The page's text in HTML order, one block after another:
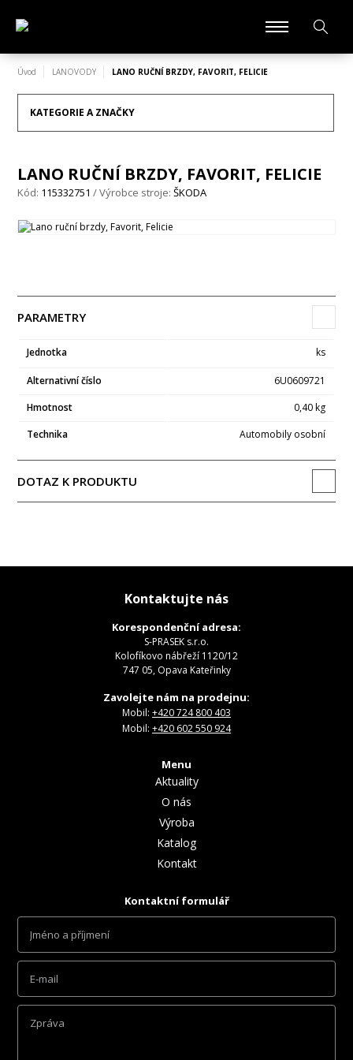
Úvod LANOVODY LANO RUČNÍ BRZDY, FAVORIT, FELICIE
KATEGORIE A ZNAČKY
LANO RUČNÍ BRZDY, FAVORIT, FELICIE
Kód: 115332751 / Výrobce stroje:ŠKODA
PARAMETRY
Jednotka ks
Alternativní číslo
6U0609721
Hmotnost
0,40 kg
Technika
Automobily osobní
DOTAZ K PRODUKTU
Kontaktujte nás
Korespondenční adresa:
S-PRASEK s.r.o.
Kolofíkovo nábřeží 1120/12
747 05, Opava Kateřinky
Zavolejte nám na prodejnu:
Mobil: +420 724 800 403
Mobil: +420 602 550 924
Menu
Aktuality
O nás
Výroba
Katalog
Kontakt
Kontaktní formulář